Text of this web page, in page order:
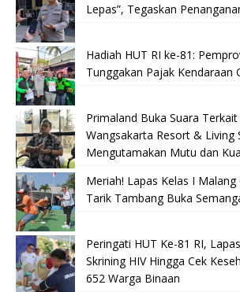
Lepas”, Tegaskan
Hadiah HUT RI ke-81:
Tunggakan Pajak Kendaraan
Primaland Buka Suara
Wangsakarta Resort & Living
Mengutamakan Mutu dan
Meriah! Lapas Kelas I Malang
Tarik Tambang Buka
Peringati HUT Ke-81 RI,
Skrining HIV Hingga Cek
652 Warga Binaan